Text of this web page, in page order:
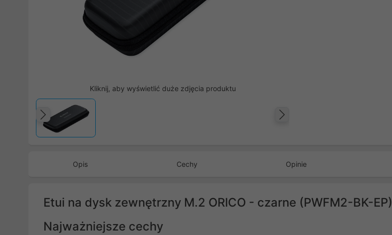
Kliknij, aby wyświetlić duże zdjęcia produktu
Poprzedni
Opis Cechy Opinie
Etui na dysk zewnętrzny M.2 ORICO - czarne (PWFM2-BK-EP)
Najważniejsze cechy